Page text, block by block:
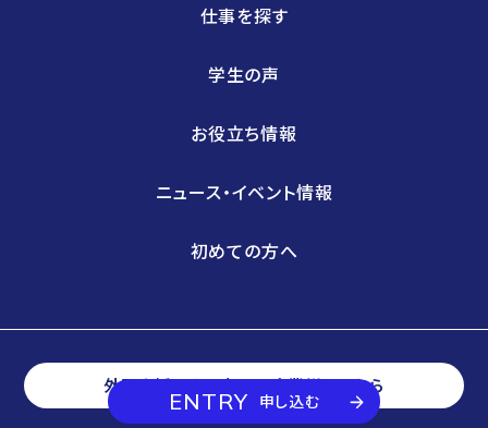
ENTRY 申し込む
仕事を探す
学生の声
お役立ち情報
ニュース・イベント情報
初めての方へ
外国人採用をお考えの企業様はこちら